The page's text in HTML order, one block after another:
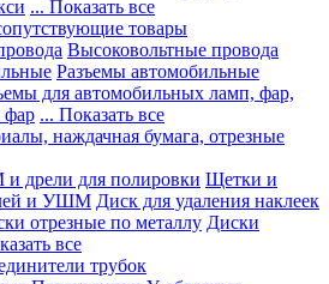
... Показать все
товары
Высоковольтные провода
Разъемы автомобильные
для автомобильных ламп, фар,
фар ... Показать все
наждачная бумага, отрезные
дрели для полировки Щетки и
и УШМ Диск для удаления наклеек
отрезные по металлу Диски
все
трубок